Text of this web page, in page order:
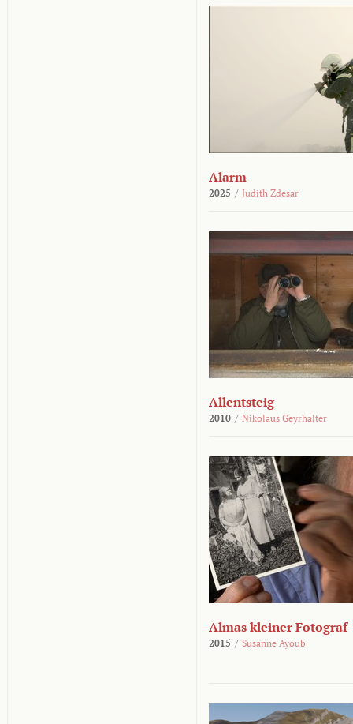
Alarm
2025 / Judith Zdesar
Allentsteig
2010 / Nikolaus Geyrhalter
Almas kleiner Fotograf
2015 / Susanne Ayoub